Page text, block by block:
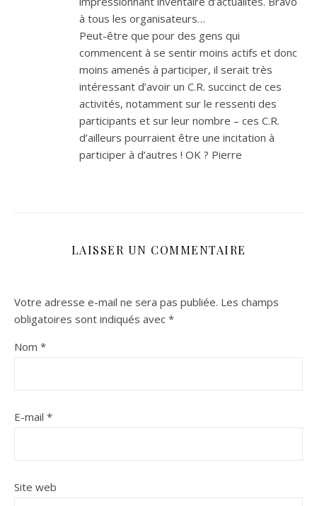
à tous les organisateurs…
Peut-être que pour des gens qui
commencent à se sentir moins actifs et donc
moins amenés à participer, il serait très
intéressant d’avoir un C.R. succinct de ces
activités, notamment sur le ressenti des
participants et sur leur nombre – ces C.R.
d’ailleurs pourraient être une incitation à
participer à d’autres ! OK ? Pierre
LAISSER UN COMMENTAIRE
Votre adresse e-mail ne sera pas publiée. Les champs
obligatoires sont indiqués avec *
Nom *
E-mail *
Site web